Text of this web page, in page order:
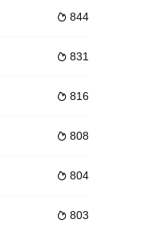
（郑则仕 饰）在一次
 844
 831
 816
 808
 804
 803